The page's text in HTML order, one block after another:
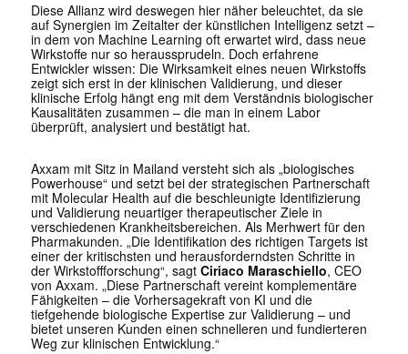
Diese Allianz wird deswegen hier näher beleuchtet, da sie
auf Synergien im Zeitalter der künstlichen Intelligenz setzt –
in dem von Machine Learning oft erwartet wird, dass neue
Wirkstoffe nur so heraussprudeln. Doch erfahrene
Entwickler wissen: Die Wirksamkeit eines neuen Wirkstoffs
zeigt sich erst in der klinischen Validierung, und dieser
klinische Erfolg hängt eng mit dem Verständnis biologischer
Kausalitäten zusammen – die man in einem Labor
überprüft, analysiert und bestätigt hat.
Axxam mit Sitz in Mailand versteht sich als „biologisches
Powerhouse“ und setzt bei der strategischen Partnerschaft
mit Molecular Health auf die beschleunigte Identifizierung
und Validierung neuartiger therapeutischer Ziele in
verschiedenen Krankheitsbereichen. Als Merhwert für den
Pharmakunden. „Die Identifikation des richtigen Targets ist
einer der kritischsten und herausforderndsten Schritte in
der Wirkstoffforschung“, sagt Ciriaco Maraschiello, CEO
von Axxam. „Diese Partnerschaft vereint komplementäre
Fähigkeiten – die Vorhersagekraft von KI und die
tiefgehende biologische Expertise zur Validierung – und
bietet unseren Kunden einen schnelleren und fundierteren
Weg zur klinischen Entwicklung.“